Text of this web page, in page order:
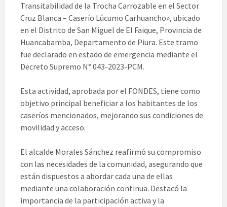
Transitabilidad de la Trocha Carrozable en el Sector
Cruz Blanca – Caserío Lúcumo Carhuancho», ubicado
en el Distrito de San Miguel de El Faique, Provincia de
Huancabamba, Departamento de Piura. Este tramo
fue declarado en estado de emergencia mediante el
Decreto Supremo N° 043-2023-PCM.
Esta actividad, aprobada por el FONDES, tiene como
objetivo principal beneficiar a los habitantes de los
caseríos mencionados, mejorando sus condiciones de
movilidad y acceso.
El alcalde Morales Sánchez reafirmó su compromiso
con las necesidades de la comunidad, asegurando que
están dispuestos a abordar cada una de ellas
mediante una colaboración continua. Destacó la
importancia de la participación activa y la